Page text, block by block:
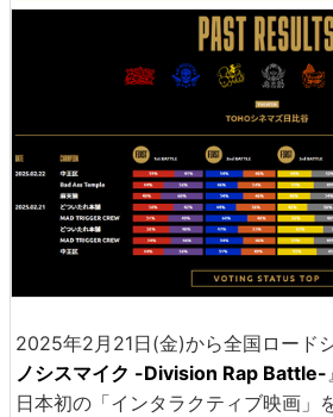
2025年2月21日(金)から全国ロード
ノシスマイク -Division Rap Battle-
日本初の「インタラクティブ映画」